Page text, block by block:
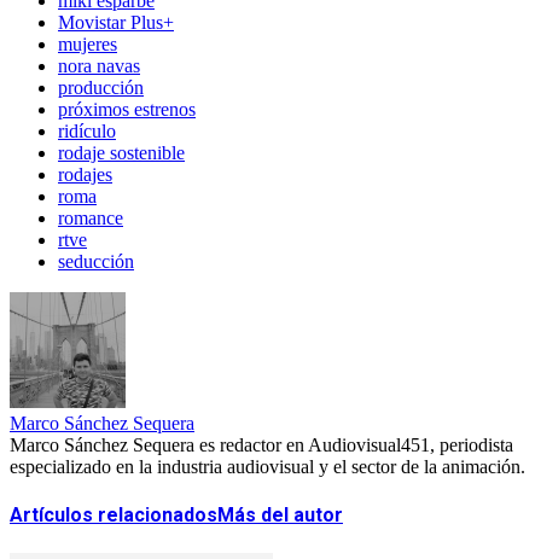
Movistar Plus+
mujeres
nora navas
producción
próximos estrenos
ridículo
rodaje sostenible
rodajes
roma
romance
rtve
seducción
Marco Sánchez Sequera
Marco Sánchez Sequera es redactor en Audiovisual451, periodista
especializado en la industria audiovisual y el sector de la animación.
Artículos relacionados Más del autor